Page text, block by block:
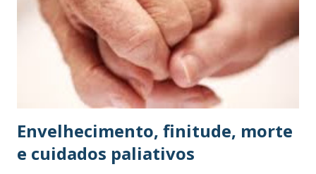
políticas sociais, transformando conceitos e significados
relativos à velhice. Quando a doença e a morte atingem um
indivíduo idoso dentro de um núcleo familiar onde não há o
conhecimento sobre o processo de envelhecimento e a
morte, o sofrimento é sempre acompanhado de sentim...
Envelhecimento, finitude, morte
e cuidados paliativos